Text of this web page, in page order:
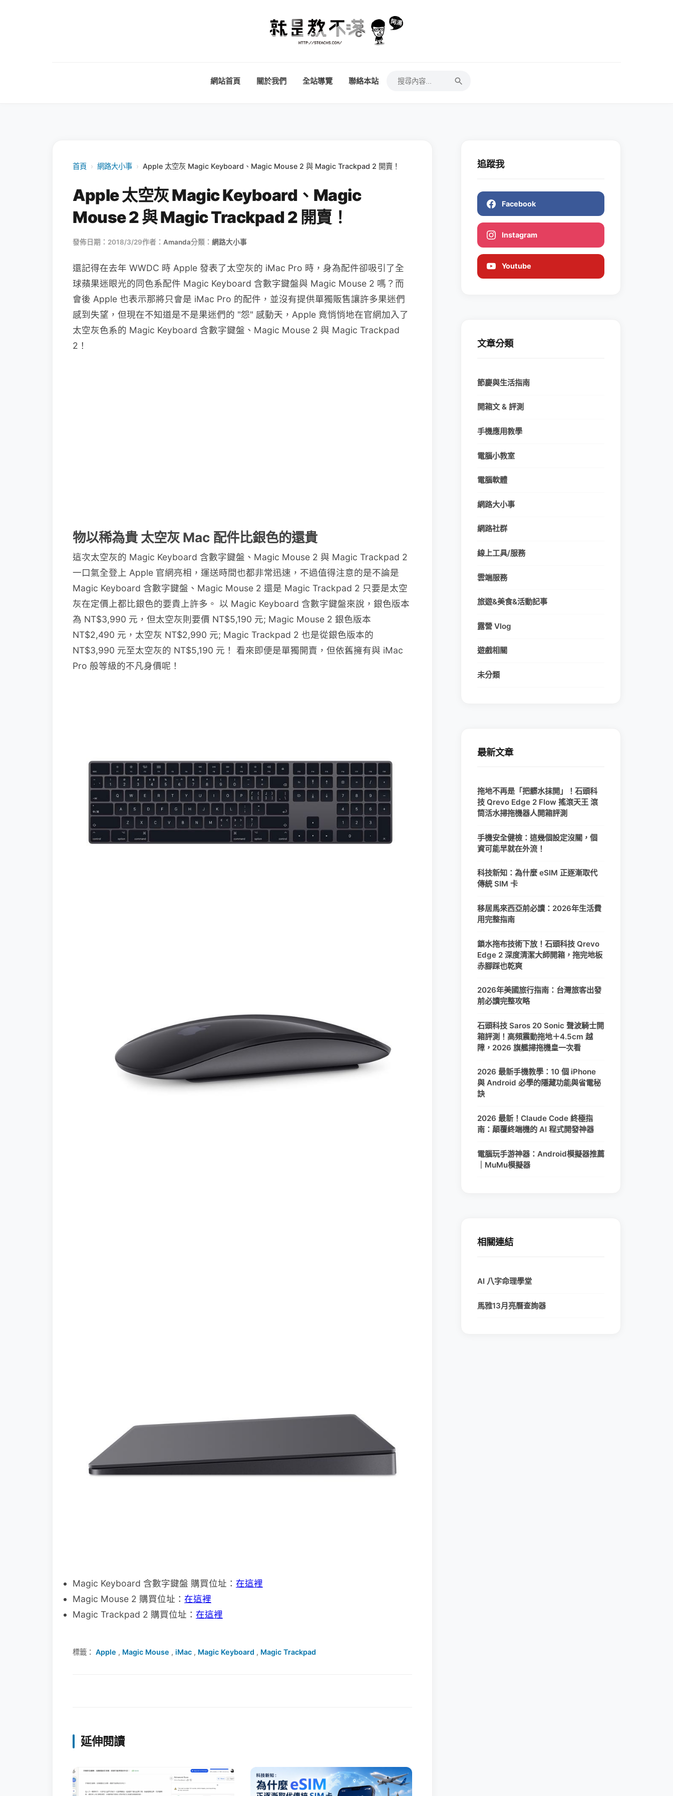
網站首頁 關於我們 全站導覽 聯絡本站
首頁 › 網路大小事 › Apple 太空灰 Magic Keyboard、Magic Mouse 2 與 Magic Trackpad 2 開賣！
Apple 太空灰 Magic Keyboard、Magic
Mouse 2 與 Magic Trackpad 2 開賣！
發佈日期：2018/3/29作者： Amanda分類： 網路大小事
還記得在去年 WWDC 時 Apple 發表了太空灰的 iMac Pro 時，身為配件卻吸引了全
球蘋果迷眼光的同色系配件 Magic Keyboard 含數字鍵盤與 Magic Mouse 2 嗎？而
會後 Apple 也表示那將只會是 iMac Pro 的配件，並沒有提供單獨販售讓許多果迷們
感到失望，但現在不知道是不是果迷們的 "怨" 感動天，Apple 竟悄悄地在官網加入了
太空灰色系的 Magic Keyboard 含數字鍵盤、Magic Mouse 2 與 Magic Trackpad
2！
物以稀為貴 太空灰 Mac 配件比銀色的還貴
這次太空灰的 Magic Keyboard 含數字鍵盤、Magic Mouse 2 與 Magic Trackpad 2
一口氣全登上 Apple 官網亮相，運送時間也都非常迅速，不過值得注意的是不論是
Magic Keyboard 含數字鍵盤、Magic Mouse 2 還是 Magic Trackpad 2 只要是太空
灰在定價上都比銀色的要貴上許多。 以 Magic Keyboard 含數字鍵盤來說，銀色版本
為 NT$3,990 元，但太空灰則要價 NT$5,190 元; Magic Mouse 2 銀色版本
NT$2,490 元，太空灰 NT$2,990 元; Magic Trackpad 2 也是從銀色版本的
NT$3,990 元至太空灰的 NT$5,190 元！ 看來即便是單獨開賣，但依舊擁有與 iMac
Pro 般等級的不凡身價呢！
Magic Keyboard 含數字鍵盤 購買位址： 在這裡
Magic Mouse 2 購買位址： 在這裡
Magic Trackpad 2 購買位址： 在這裡
標籤： Apple , Magic Mouse , iMac , Magic Keyboard , Magic Trackpad
延伸閱讀
追蹤我
Facebook
Instagram
Youtube
文章分類
節慶與生活指南
開箱文 & 評測
手機應用教學
電腦小教室
電腦軟體
網路大小事
網路社群
線上工具/服務
雲端服務
旅遊&美食&活動記事
露營 Vlog
遊戲相關
未分類
最新文章
拖地不再是「把髒水抹開」！石頭科
技 Qrevo Edge 2 Flow 搖滾天王 滾
筒活水掃拖機器人開箱評測
手機安全健檢：這幾個設定沒關，個
資可能早就在外流！
科技新知：為什麼 eSIM 正逐漸取代
傳統 SIM 卡
移居馬來西亞前必讀：2026年生活費
用完整指南
鎖水拖布技術下放！石頭科技 Qrevo
Edge 2 深度清潔大師開箱，拖完地板
赤腳踩也乾爽
2026年美國旅行指南：台灣旅客出發
前必讀完整攻略
石頭科技 Saros 20 Sonic 聲波騎士開
箱評測！高頻震動拖地＋4.5cm 越
障，2026 旗艦掃拖機皇一次看
2026 最新手機教學：10 個 iPhone
與 Android 必學的隱藏功能與省電秘
訣
2026 最新！Claude Code 終極指
南：顛覆終端機的 AI 程式開發神器
電腦玩手游神器：Android模擬器推薦
｜MuMu模擬器
相關連結
AI 八字命理學堂
馬雅13月亮曆查詢器